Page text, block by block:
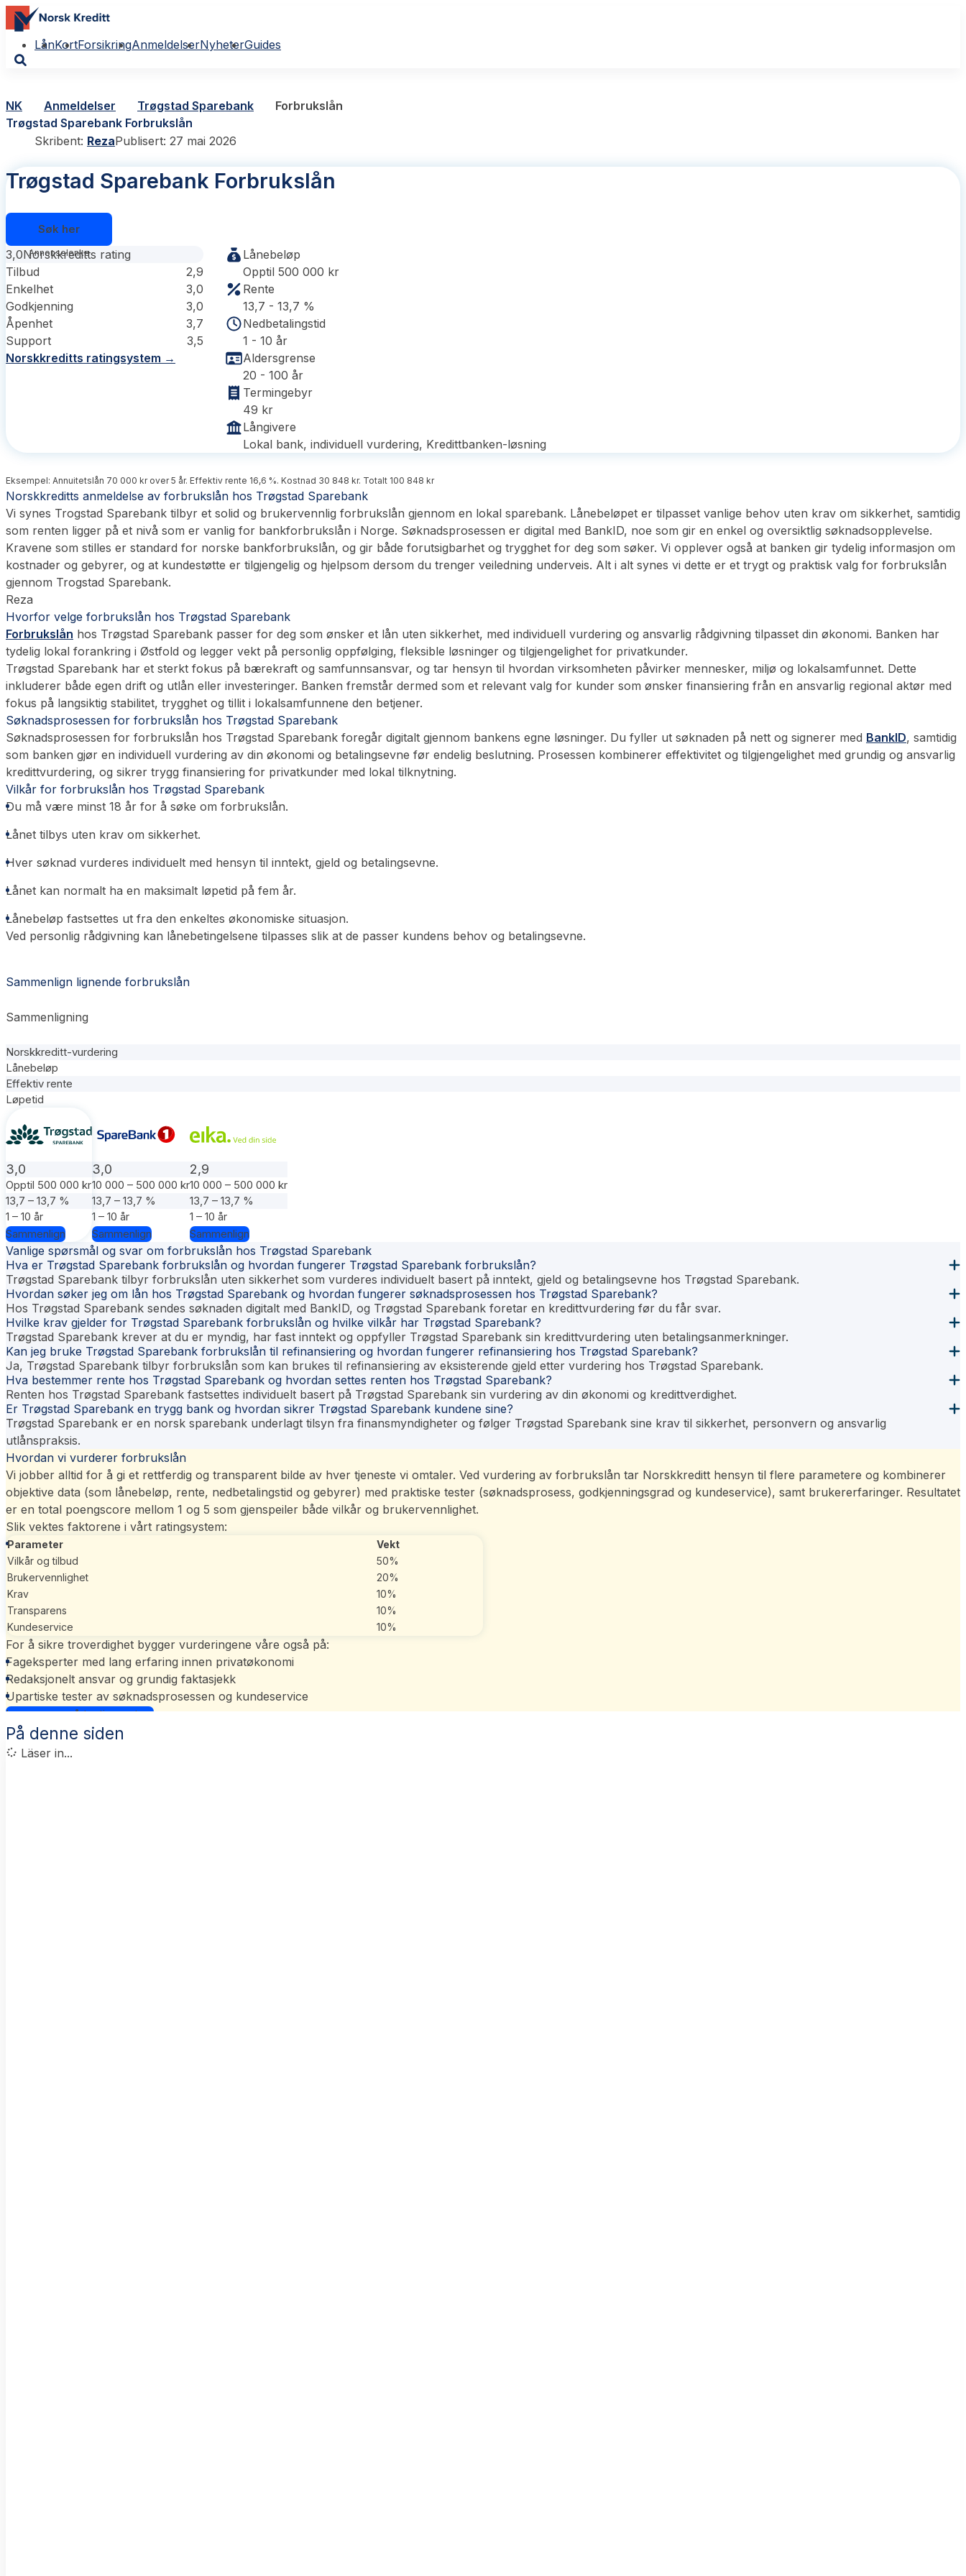
LånKortForsikringAnmeldelserNyheterGuides
NK Anmeldelser Trøgstad Sparebank
Forbrukslån
Trøgstad Sparebank Forbrukslån
Skribent: RezaPublisert: 27 mai 2026
Trøgstad Sparebank Forbrukslån
Søk her
3,0Norskkreditts rating
Tilbud
2,9
Enkelhet
3,0
Godkjenning
3,0
Åpenhet
3,7
Support
3,5
Norskkreditts ratingsystem →
Lånebeløp
Opptil 500 000 kr
Rente
13,7 - 13,7 %
Nedbetalingstid
1 - 10 år
Aldersgrense
20 - 100 år
Termingebyr
49 kr
Långivere
Lokal bank, individuell vurdering, Kredittbanken-løsning
Eksempel: Annuitetslån 70 000 kr over 5 år. Effektiv rente 16,6 %. Kostnad 30 848 kr. Totalt 100 848 kr
Norskkreditts anmeldelse av forbrukslån hos Trøgstad Sparebank
Vi synes Trogstad Sparebank tilbyr et solid og brukervennlig forbrukslån gjennom en lokal sparebank. Lånebeløpet er tilpasset vanlige behov uten krav om sikkerhet, samtidig
som renten ligger på et nivå som er vanlig for bankforbrukslån i Norge. Søknadsprosessen er digital med BankID, noe som gir en enkel og oversiktlig søknadsopplevelse.
Kravene som stilles er standard for norske bankforbrukslån, og gir både forutsigbarhet og trygghet for deg som søker. Vi opplever også at banken gir tydelig informasjon om
kostnader og gebyrer, og at kundestøtte er tilgjengelig og hjelpsom dersom du trenger veiledning underveis. Alt i alt synes vi dette er et trygt og praktisk valg for forbrukslån
gjennom Trogstad Sparebank.
Reza
Hvorfor velge forbrukslån hos Trøgstad Sparebank
Forbrukslån hos Trøgstad Sparebank passer for deg som ønsker et lån uten sikkerhet, med individuell vurdering og ansvarlig rådgivning tilpasset din økonomi. Banken har
tydelig lokal forankring i Østfold og legger vekt på personlig oppfølging, fleksible løsninger og tilgjengelighet for privatkunder.
Trøgstad Sparebank har et sterkt fokus på bærekraft og samfunnsansvar, og tar hensyn til hvordan virksomheten påvirker mennesker, miljø og lokalsamfunnet. Dette
inkluderer både egen drift og utlån eller investeringer. Banken fremstår dermed som et relevant valg for kunder som ønsker finansiering från en ansvarlig regional aktør med
fokus på langsiktig stabilitet, trygghet og tillit i lokalsamfunnene den betjener.
Søknadsprosessen for forbrukslån hos Trøgstad Sparebank
Søknadsprosessen for forbrukslån hos Trøgstad Sparebank foregår digitalt gjennom bankens egne løsninger. Du fyller ut søknaden på nett og signerer med BankID, samtidig
som banken gjør en individuell vurdering av din økonomi og betalingsevne før endelig beslutning. Prosessen kombinerer effektivitet og tilgjengelighet med grundig og ansvarlig
kredittvurdering, og sikrer trygg finansiering for privatkunder med lokal tilknytning.
Vilkår for forbrukslån hos Trøgstad Sparebank
Du må være minst 18 år for å søke om forbrukslån.
Lånet tilbys uten krav om sikkerhet.
Hver søknad vurderes individuelt med hensyn til inntekt, gjeld og betalingsevne.
Lånet kan normalt ha en maksimalt løpetid på fem år.
Lånebeløp fastsettes ut fra den enkeltes økonomiske situasjon.
Ved personlig rådgivning kan lånebetingelsene tilpasses slik at de passer kundens behov og betalingsevne.
Sammenlign lignende forbrukslån
Sammenligning
Norskkreditt-vurdering
Lånebeløp
Effektiv rente
Løpetid
3,0
Opptil 500 000 kr
13,7 – 13,7 %
1 – 10 år
Sammenlign
3,0
10 000 – 500 000 kr
13,7 – 13,7 %
1 – 10 år
Sammenlign
2,9
10 000 – 500 000 kr
13,7 – 13,7 %
1 – 10 år
Sammenlign
Vanlige spørsmål og svar om forbrukslån hos Trøgstad Sparebank
Hva er Trøgstad Sparebank forbrukslån og hvordan fungerer Trøgstad Sparebank forbrukslån?
Trøgstad Sparebank tilbyr forbrukslån uten sikkerhet som vurderes individuelt basert på inntekt, gjeld og betalingsevne hos Trøgstad Sparebank.
Hvordan søker jeg om lån hos Trøgstad Sparebank og hvordan fungerer søknadsprosessen hos Trøgstad Sparebank?
Hos Trøgstad Sparebank sendes søknaden digitalt med BankID, og Trøgstad Sparebank foretar en kredittvurdering før du får svar.
Hvilke krav gjelder for Trøgstad Sparebank forbrukslån og hvilke vilkår har Trøgstad Sparebank?
Trøgstad Sparebank krever at du er myndig, har fast inntekt og oppfyller Trøgstad Sparebank sin kredittvurdering uten betalingsanmerkninger.
Kan jeg bruke Trøgstad Sparebank forbrukslån til refinansiering og hvordan fungerer refinansiering hos Trøgstad Sparebank?
Ja, Trøgstad Sparebank tilbyr forbrukslån som kan brukes til refinansiering av eksisterende gjeld etter vurdering hos Trøgstad Sparebank.
Hva bestemmer rente hos Trøgstad Sparebank og hvordan settes renten hos Trøgstad Sparebank?
Renten hos Trøgstad Sparebank fastsettes individuelt basert på Trøgstad Sparebank sin vurdering av din økonomi og kredittverdighet.
Er Trøgstad Sparebank en trygg bank og hvordan sikrer Trøgstad Sparebank kundene sine?
Trøgstad Sparebank er en norsk sparebank underlagt tilsyn fra finansmyndigheter og følger Trøgstad Sparebank sine krav til sikkerhet, personvern og ansvarlig
utlånspraksis.
Hvordan vi vurderer forbrukslån
Vi jobber alltid for å gi et rettferdig og transparent bilde av hver tjeneste vi omtaler. Ved vurdering av forbrukslån tar Norskkreditt hensyn til flere parametere og kombinerer
objektive data (som lånebeløp, rente, nedbetalingstid og gebyrer) med praktiske tester (søknadsprosess, godkjenningsgrad og kundeservice), samt brukererfaringer. Resultatet
er en total poengscore mellom 1 og 5 som gjenspeiler både vilkår og brukervennlighet.
Slik vektes faktorene i vårt ratingsystem:
Parameter
Vekt
Vilkår og tilbud
50%
Brukervennlighet
20%
Krav
10%
Transparens
10%
Kundeservice
10%
For å sikre troverdighet bygger vurderingene våre også på:
Fageksperter med lang erfaring innen privatøkonomi
Redaksjonelt ansvar og grundig faktasjekk
Upartiske tester av søknadsprosessen og kundeservice
Les mer om vårt ratingsystem
På denne siden
Läser in...